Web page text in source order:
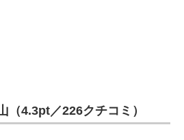
（4.3pt／226クチコミ）